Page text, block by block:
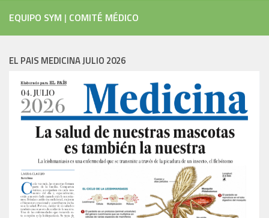
EQUIPO SYM | COMITÉ MÉDICO
EL PAIS MEDICINA JULIO 2026